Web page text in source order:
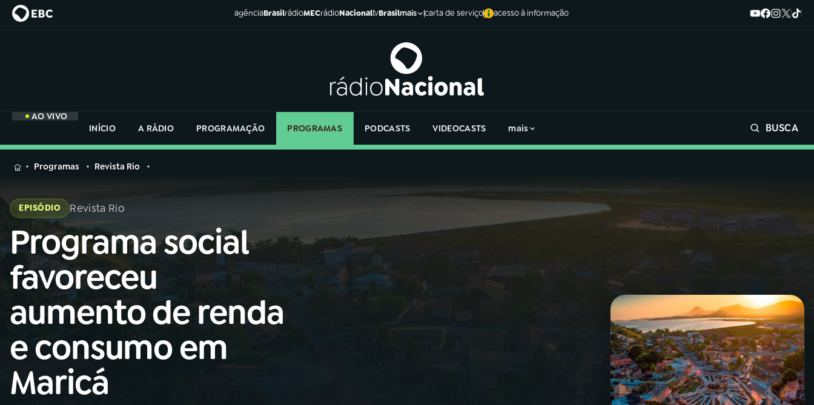
agênciaBrasilrádioMECrádioNacionaltvBrasilmais carta de serviço acesso à informação
AO VIVO
INÍCIO
A RÁDIO PROGRAMAÇÃO PROGRAMAS PODCASTS VIDEOCASTS mais BUSCA
MENU
Buscar
na
Rádio
Nacional
01 INÍCIO
02A RÁDIO
03PROGRAMAÇÃO
na
Rádio
Nacional
Programas Revista Rio
EPISÓDIO Revista Rio
Programa social
favoreceu
aumento de renda
e consumo em
Maricá